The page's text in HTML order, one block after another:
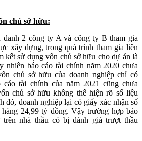
chủ sở hữu:
danh 2 công ty A và công ty B tham gia
xây dựng, trong quá trình tham gia liên
kết sử dụng vốn chủ sở hữu cho dự án là
nhiên báo cáo tài chính năm 2020 chưa
chủ sở hữu của doanh nghiệp chỉ có
cáo tài chính của năm 2021 cũng chưa
chủ sở hữu không thể hiện rõ số liệu
đó, doanh nghiệp lại có giấy xác nhận số
24,99 tỷ đồng. Vậy trường hợp báo
nhà thầu có bị đánh giá trượt thầu